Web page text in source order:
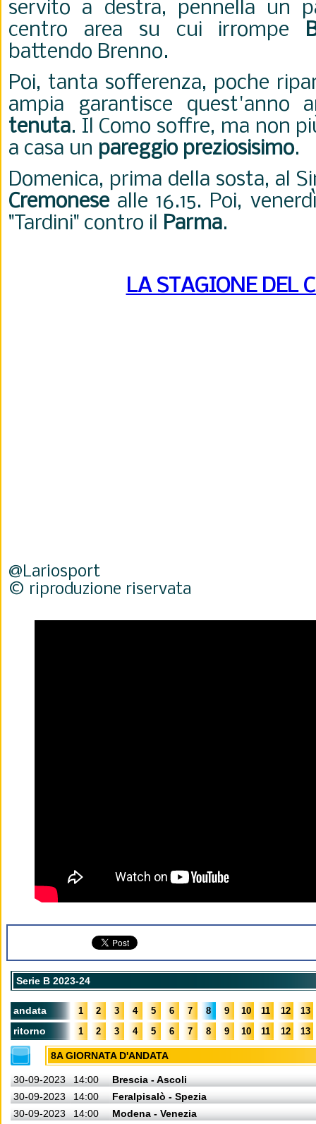
servito a destra, pennella un
centro area su cui irrompe
battendo Brenno.
Poi, tanta sofferenza, poche
ampia garantisce quest'anno
tenuta. Il Como soffre, ma non
a casa un pareggio preziosisimo.
Domenica, prima della sosta, al
Cremonesealle 16.15. Poi,
"Tardini" contro il Parma.
LA STAGIONE DEL
@Lariosport
© riproduzione riservata
Serie B 2023-24
andata 1 2 3 4 5 6 7 8 9 10 11 12 13
ritorno 1 2 3 4 5 6 7 8 9 10 11 12 13
8A GIORNATA D'ANDATA
30-09-2023 14:00
Brescia - Ascoli
30-09-2023
14:00
Feralpisalò - Spezia
30-09-2023
14:00
Modena - Venezia